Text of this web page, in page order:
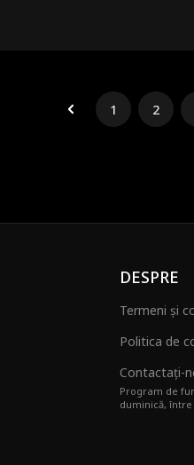
1 2
DESPRE
Termeni și
Politica de
Contactați-
Program de
duminică, între